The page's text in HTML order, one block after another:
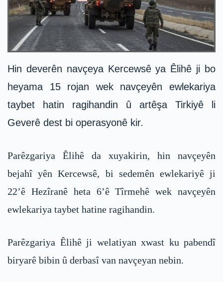
Hin deverên navçeya Kercewsê ya Êlihê ji bo
heyama 15 rojan wek navçeyên ewlekariya
taybet hatin ragihandin û artêşa Tirkiyê li
Geverê dest bi operasyonê kir.
Parêzgariya Êlihê da xuyakirin, hin navçeyên
bejahî yên Kercewsê, bi sedemên ewlekariyê ji
22’ê Hezîranê heta 6’ê Tîrmehê wek navçeyên
ewlekariya taybet hatine ragihandin.
Parêzgariya Êlihê ji welatiyan xwast ku pabendî
biryarê bibin û derbasî van navçeyan nebin.